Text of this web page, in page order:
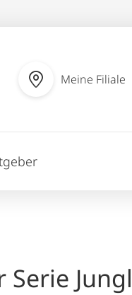
Meine Filiale
Serie